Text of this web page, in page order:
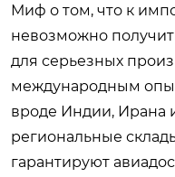
Миф о том, что к
невозможно
для серьезных
международным
вроде Индии, Ирана
региональные
гарантируют